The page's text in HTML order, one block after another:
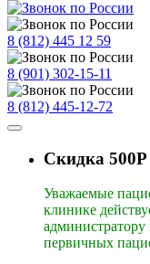
8 (812) 445 12 59
8 (901) 302-15-11
8 (812) 445-12-72
Скидка
Уважаемые
клинике
администратору
первичных